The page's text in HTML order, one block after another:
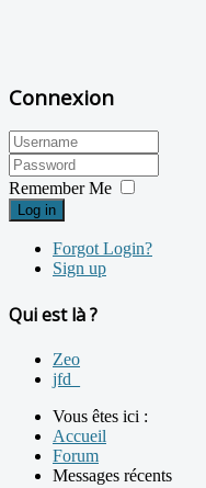
Connexion
Remember Me
Log in
Forgot Login?
Sign up
Qui est là ?
Zeo
jfd_
Vous êtes ici :
Accueil
Forum
Messages récents